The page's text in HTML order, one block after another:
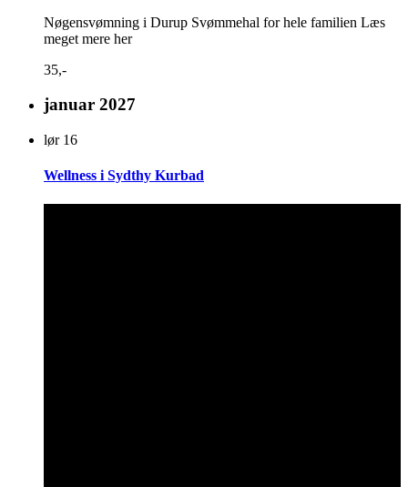
Nøgensvømning i Durup Svømmehal for hele familien Læs
meget mere her
35,-
januar 2027
lør 16
Wellness i Sydthy Kurbad